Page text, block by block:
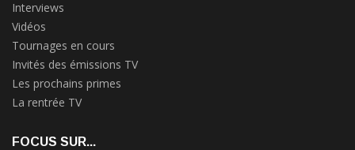
Interviews
Vidéos
Tournages en cours
Invités des émissions TV
Les prochains primes
La rentrée TV
FOCUS SUR...